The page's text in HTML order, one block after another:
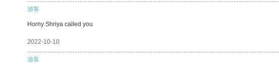
游客
Horny Shriya called you
2022-10-10
游客